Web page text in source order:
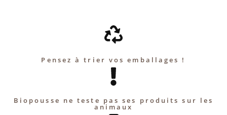
Pensez à trier vos emballages !
Biopousse ne teste pas ses produits sur les
animaux